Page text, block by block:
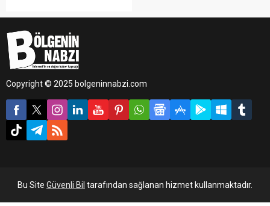
noktasında gerçekleştirilen
Copyright © 2025 bolgeninnabzi.com
Bu Site Güvenli Bil tarafından sağlanan hizmet kullanmaktadır.